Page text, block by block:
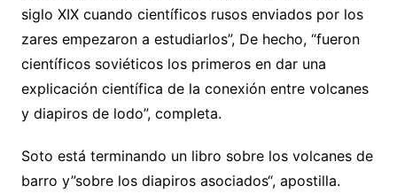
siglo XIX cuando científicos rusos enviados por los
zares empezaron a estudiarlos”, De hecho, “fueron
científicos soviéticos los primeros en dar una
explicación científica de la conexión entre volcanes
y diapiros de lodo”, completa.
Soto está terminando un libro sobre los volcanes de
barro y”sobre los diapiros asociados“, apostilla.